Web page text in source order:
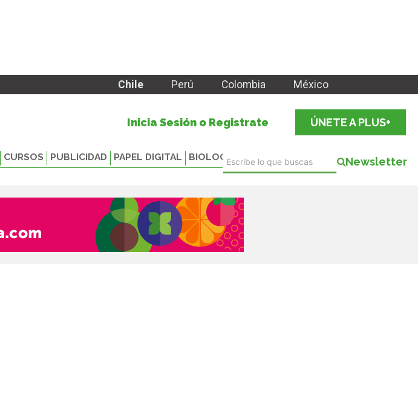
Chile Perú Colombia México
Inicia Sesión o Registrate ÚNETE A PLUS+
CURSOS PUBLICIDAD PAPEL DIGITAL BIOLOGICALS Newsletter